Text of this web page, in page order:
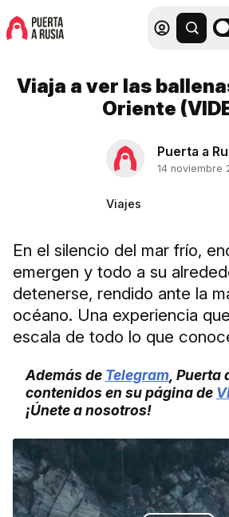
Viaja a ver las
Oriente
Puerta a
14 noviembre
Viajes
En el silencio del mar frío,
emergen y todo a su
detenerse, rendido ante la
océano. Una experiencia
escala de todo lo que
Además de Telegram ,
contenidos en su página de
¡Únete a nosotros!